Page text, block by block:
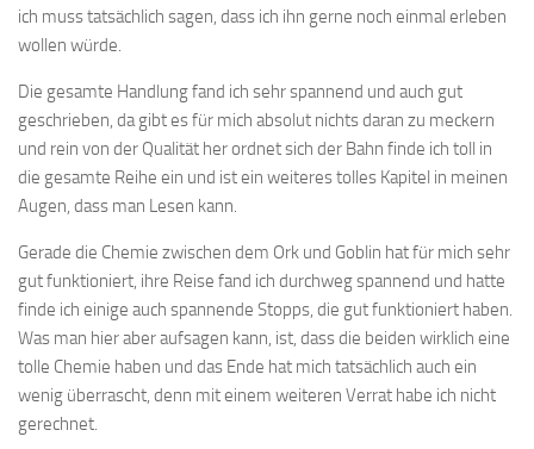
ich muss tatsächlich sagen, dass ich ihn gerne noch einmal erleben
wollen würde.
Die gesamte Handlung fand ich sehr spannend und auch gut
geschrieben, da gibt es für mich absolut nichts daran zu meckern
und rein von der Qualität her ordnet sich der Bahn finde ich toll in
die gesamte Reihe ein und ist ein weiteres tolles Kapitel in meinen
Augen, dass man Lesen kann.
Gerade die Chemie zwischen dem Ork und Goblin hat für mich sehr
gut funktioniert, ihre Reise fand ich durchweg spannend und hatte
finde ich einige auch spannende Stopps, die gut funktioniert haben.
Was man hier aber aufsagen kann, ist, dass die beiden wirklich eine
tolle Chemie haben und das Ende hat mich tatsächlich auch ein
wenig überrascht, denn mit einem weiteren Verrat habe ich nicht
gerechnet.